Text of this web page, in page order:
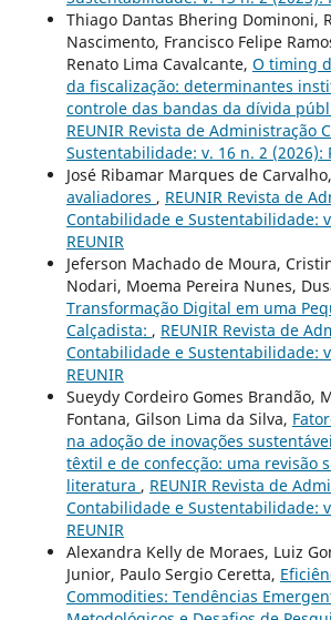
Thiago Dantas Bhering Dominoni,
Nascimento, Francisco Felipe
Renato Lima Cavalcante, O timing
da fiscalização: determinantes
controle das bandas da dívida
REUNIR Revista de Administração
Sustentabilidade: v. 16 n. 2 (2026):
José Ribamar Marques de Carvalho,
avaliadores , REUNIR Revista de
Contabilidade e Sustentabilidade:
REUNIR
Jeferson Machado de Moura,
Nodari, Moema Pereira Nunes,
Transformação Digital em uma
Calçadista: , REUNIR Revista de
Contabilidade e Sustentabilidade:
REUNIR
Sueydy Cordeiro Gomes Brandão,
Fontana, Gilson Lima da Silva,
na adoção de inovações
têxtil e de confecção: uma revisão
literatura , REUNIR Revista de
Contabilidade e Sustentabilidade:
REUNIR
Alexandra Kelly de Moraes, Luiz
Junior, Paulo Sergio Ceretta,
Commodities: Tendências